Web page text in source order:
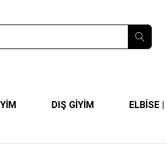
DIŞ GİYİM ELBİSE